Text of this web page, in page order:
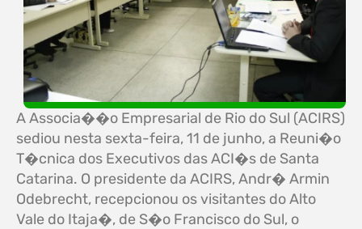
A Associa��o Empresarial de Rio do Sul (ACIRS)
sediou nesta sexta-feira, 11 de junho, a Reuni�o
T�cnica dos Executivos das ACI�s de Santa
Catarina. O presidente da ACIRS, Andr� Armin
Odebrecht, recepcionou os visitantes do Alto
Vale do Itaja�, de S�o Francisco do Sul, o